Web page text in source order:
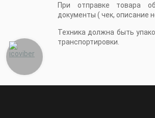
При отправке товара
документы ( чек, описание
Техника должна быть
транспортировки.